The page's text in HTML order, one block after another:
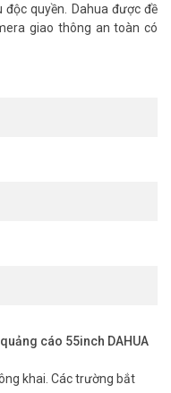
quyền. Dahua được đề
giao thông an toàn có
cáo 55inch DAHUA
khai. Các trường bắt